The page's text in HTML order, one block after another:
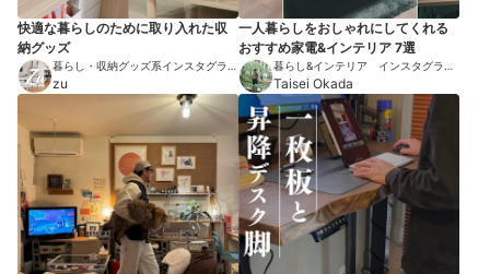
快適な暮らしのために取り入れた収
納グッズ
暮らし・収納グッズ系インスタグラマ
ー
zu
一人暮らしをおしゃれにしてくれる
おすすめ家電&インテリア 7選
暮らし&インテリア インスタグラマ
ー
Taisei Okada